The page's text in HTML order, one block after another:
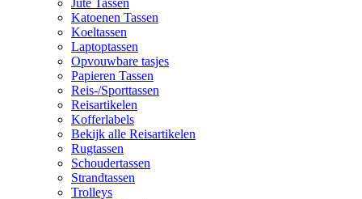
Jute Tassen
Katoenen Tassen
Koeltassen
Laptoptassen
Opvouwbare tasjes
Papieren Tassen
Reis-/Sporttassen
Reisartikelen
Kofferlabels
Bekijk alle Reisartikelen
Rugtassen
Schoudertassen
Strandtassen
Trolleys